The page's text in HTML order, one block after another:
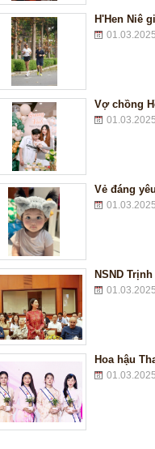
H'Hen Niê
01.03.2025
Vợ chồng
01.03.2025
Vẻ đáng
01.03.2025
NSND
01.03.2025
Hoa hậu
01.03.2025